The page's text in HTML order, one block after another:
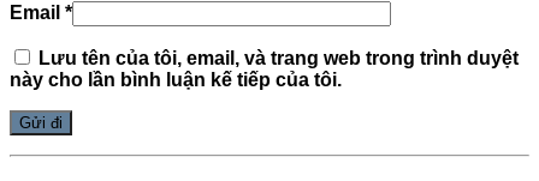
Email *
Lưu tên của tôi, email, và trang web trong trình duyệt
này cho lần bình luận kế tiếp của tôi.